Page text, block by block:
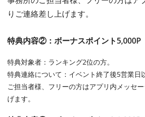
りご連絡差し上げます。
特典内容②：ボーナスポイント5,000P
特典対象者：ランキング2位の方。
特典連絡について：イベント終了後5営業日
ご担当者様、フリーの方はアプリ内メッセ
げます。